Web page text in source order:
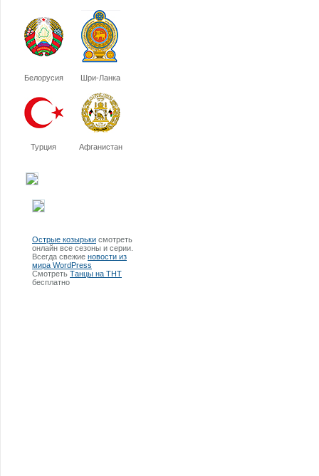
Белорусия Шри-Ланка
Турция Афганистан
Острые козырьки смотреть
онлайн все сезоны и серии.
Всегда свежие новости из
мира WordPress
Смотреть Танцы на ТНТ
бесплатно